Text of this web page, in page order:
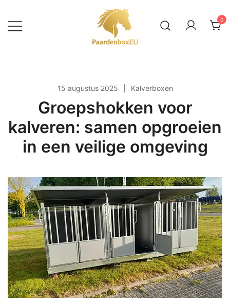
naar
de
0
15 augustus 2025 Kalverboxen
Groepshokken voor
kalveren: samen opgroeien
in een veilige omgeving